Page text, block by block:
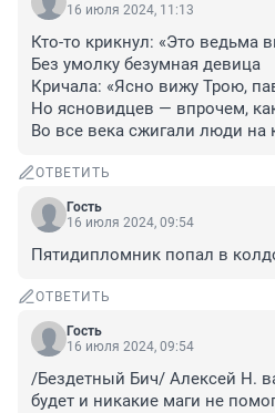
16 июля 2024, 11:13
Кто-то крикнул: «Это ведьма
Без умолку безумная девица
Кричала: «Ясно вижу Трою,
Но ясновидцев — впрочем,
Во все века сжигали люди на
ОТВЕТИТЬ
Гость
16 июля 2024, 09:54
Пятидипломник попал в
ОТВЕТИТЬ
Гость
16 июля 2024, 09:54
/Бездетный Бич/ Алексей Н.
будет и никакие маги не